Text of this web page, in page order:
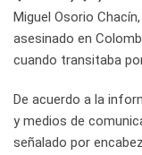
Miguel Osorio
asesinado en
cuando transitaba
De acuerdo a la
y medios de
señalado por